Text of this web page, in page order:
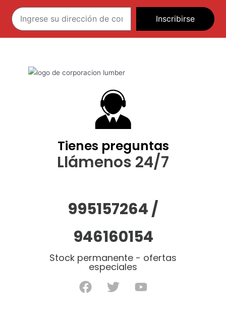
Inscribirse
Tienes preguntas
Llámenos 24/7
995157264 /
946160154
Stock permanente - ofertas
especiales